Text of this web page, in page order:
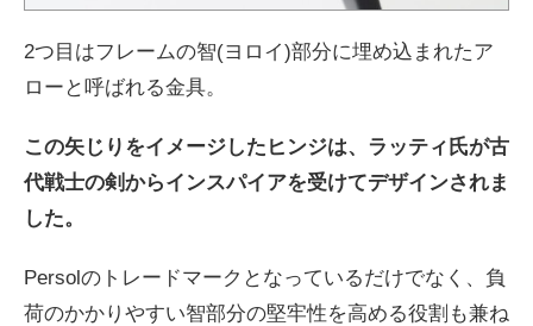
2つ目はフレームの智(ヨロイ)部分に埋め込まれたア
ローと呼ばれる金具。
この矢じりをイメージしたヒンジは、ラッティ氏が古
代戦士の剣からインスパイアを受けてデザインされま
した。
Persolのトレードマークとなっているだけでなく、負
荷のかかりやすい智部分の堅牢性を高める役割も兼ね